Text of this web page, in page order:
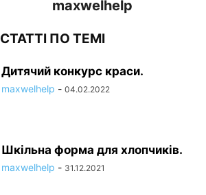
maxwelhelp
СТАТТІ ПО ТЕМІ
Дитячий конкурс краси.
maxwelhelp - 04.02.2022
Шкільна форма для хлопчиків.
maxwelhelp - 31.12.2021